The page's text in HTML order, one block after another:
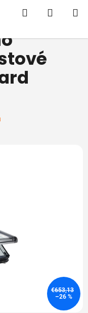
Hľadať
€653,13
–26 %